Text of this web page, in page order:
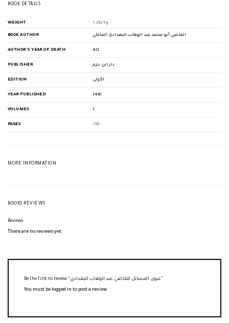
BOOK DETAILS
WEIGHT 1.292 kg
BOOK AUTHOR القاضي أبو محمد عبد الوهاب البغدادي المالكي
AUTHOR'S YEAR OF DEATH 422
PUBLISHER دار ابن حزم
EDITION الأولى
YEAR PUBLISHED 1430
VOLUMES 1
PAGES 750
MORE INFORMATION
BOOKS REVIEWS
Reviews
There are no reviews yet.
You must be logged in to post a review.